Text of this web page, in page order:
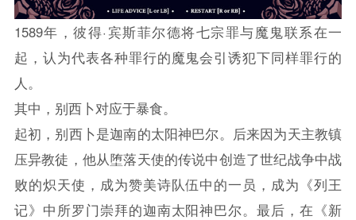
1589年，彼得·宾斯菲尔德将七宗罪与魔鬼联系在一
起，认为代表各种罪行的魔鬼会引诱犯下同样罪行的
人。
其中，别西卜对应于暴食。
起初，别西卜是迦南的太阳神巴尔。后来因为天主教镇
压异教徒，他从堕落天使的传说中创造了世纪战争中战
败的炽天使，成为赞美诗队伍中的一员，成为《列王
记》中所罗门崇拜的迦南太阳神巴尔。最后，在《新